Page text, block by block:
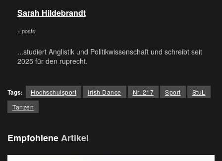
Sarah Hildebrandt
+ posts
...studiert Anglistik und Politikwissenschaft und schreibt seit
2025 für den ruprecht.
Tags: Hochschulsport Irish Dance Nr. 217 Sport
StuL
Tanzen
EmpfohleneArtikel